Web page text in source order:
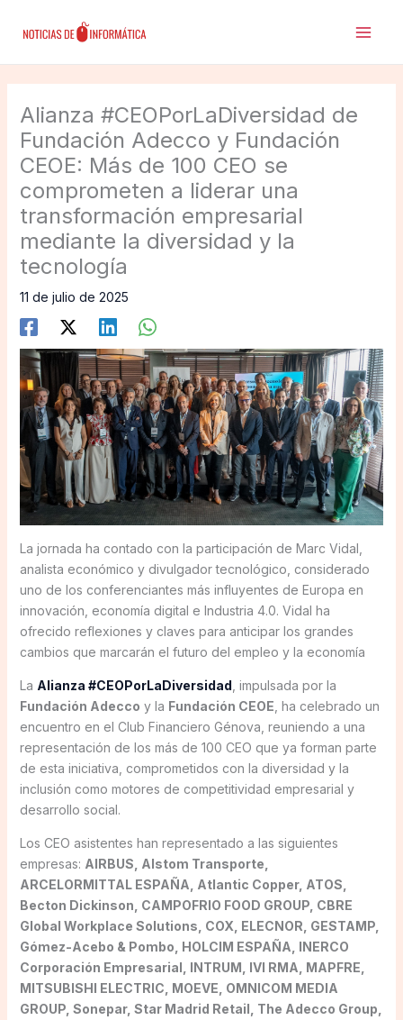
Alianza #CEOPorLaDiversidad de
Fundación Adecco y Fundación
CEOE: Más de 100 CEO se
comprometen a liderar una
transformación empresarial
mediante la diversidad y la
tecnología
11 de julio de 2025
La jornada ha contado con la participación de Marc Vidal,
analista económico y divulgador tecnológico, considerado
uno de los conferenciantes más influyentes de Europa en
innovación, economía digital e Industria 4.0. Vidal ha
ofrecido reflexiones y claves para anticipar los grandes
cambios que marcarán el futuro del empleo y la economía
La Alianza #CEOPorLaDiversidad , impulsada por la
Fundación Adecco y la Fundación CEOE , ha celebrado un
encuentro en el Club Financiero Génova, reuniendo a una
representación de los más de 100 CEO que ya forman parte
de esta iniciativa, comprometidos con la diversidad y la
inclusión como motores de competitividad empresarial y
desarrollo social.
Los CEO asistentes han representado a las siguientes
empresas: AIRBUS, Alstom Transporte,
ARCELORMITTAL ESPAÑA, Atlantic Copper, ATOS,
Becton Dickinson, CAMPOFRIO FOOD GROUP, CBRE
Global Workplace Solutions, COX, ELECNOR, GESTAMP,
Gómez-Acebo & Pombo, HOLCIM ESPAÑA, INERCO
Corporación Empresarial, INTRUM, IVI RMA, MAPFRE,
MITSUBISHI ELECTRIC, MOEVE, OMNICOM MEDIA
GROUP, Sonepar, Star Madrid Retail, The Adecco Group,